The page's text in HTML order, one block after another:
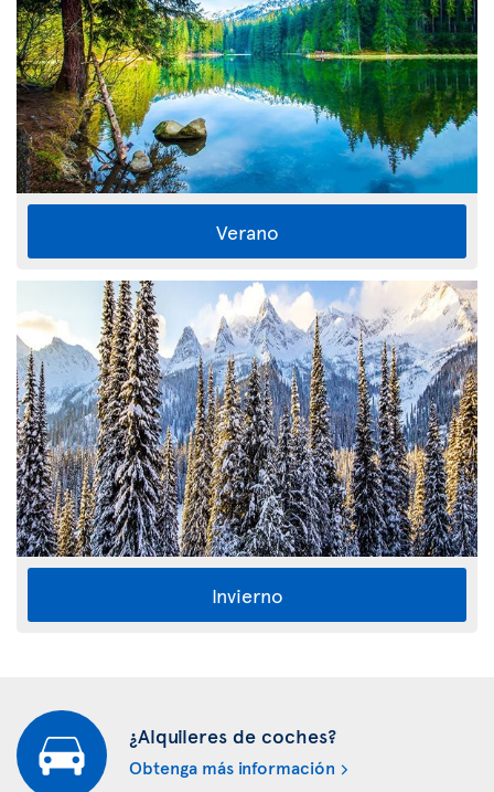
Verano
Invierno
¿Alquileres de coches?
Obtenga más información